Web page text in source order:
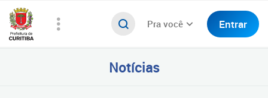
Pra você Entrar
Notícias